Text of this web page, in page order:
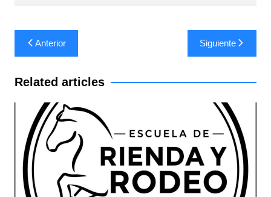
Navegación
de
entradas
Anterior Siguiente
Related articles